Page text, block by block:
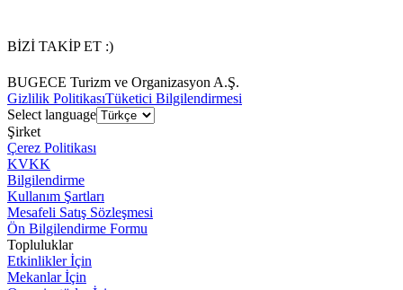
BİZİ TAKİP ET :)
BUGECE Turizm ve Organizasyon A.Ş.
Gizlilik PolitikasıTüketici Bilgilendirmesi
Select language
Şirket
Çerez Politikası
KVKK
Bilgilendirme
Kullanım Şartları
Mesafeli Satış Sözleşmesi
Ön Bilgilendirme Formu
Topluluklar
Etkinlikler İçin
Mekanlar İçin